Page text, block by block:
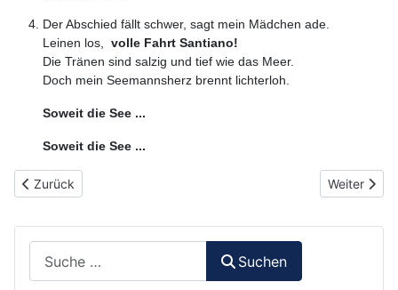
Der Abschied fällt schwer, sagt mein Mädchen ade.
Leinen los, volle Fahrt Santiano!
Die Tränen sind salzig und tief wie das Meer.
Doch mein Seemannsherz brennt lichterloh.
Soweit die See ...
Soweit die See ...
Vorheriger Beitrag: 080 - Es gibt nur Wasser
Zurück Nächster
Weiter
Suchen